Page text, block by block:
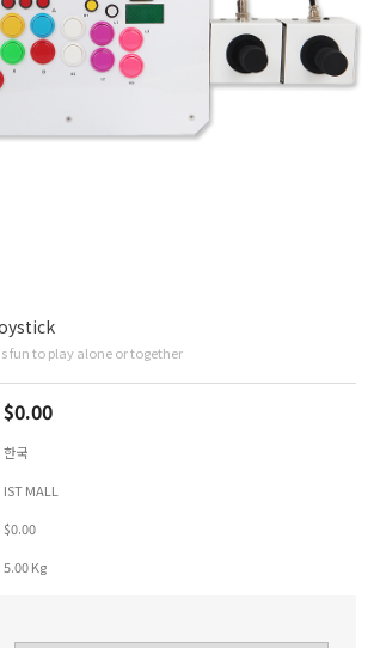
fun to play alone or together
$0.00
한국
IST MALL
$0.00
5.00 Kg